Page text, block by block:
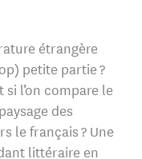
étrangère
petite partie ?
l’on compare le
des
le français ? Une
littéraire en